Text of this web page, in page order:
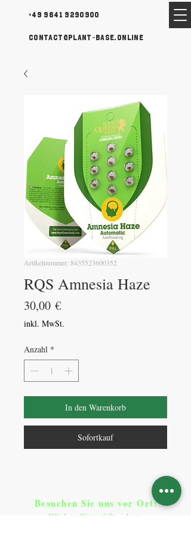
+49 9641 9290900
contact@plant-base.online
Artikelnummer: 8435523600352
RQS Amnesia Haze
30,00 €Preis
inkl. MwSt.
Anzahl *
In den Warenkorb
Sofortkauf
Besuchen Sie uns vor Ort​:
Klicken Sie auf Standorte